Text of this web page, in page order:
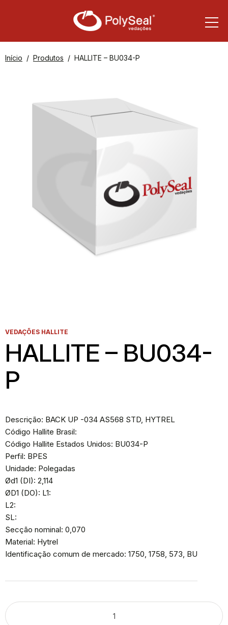
Início Produtos HALLITE – BU034-P
VEDAÇÕES HALLITE
HALLITE – BU034-
P
Descrição: BACK UP -034 AS568 STD, HYTREL
Código Hallite Brasil:
Código Hallite Estados Unidos: BU034-P
Perfil: BPES
Unidade: Polegadas
Ød1 (DI): 2,114
ØD1 (DO): L1:
L2:
SL:
Secção nominal: 0,070
Material: Hytrel
Identificação comum de mercado: 1750, 1758, 573, BU